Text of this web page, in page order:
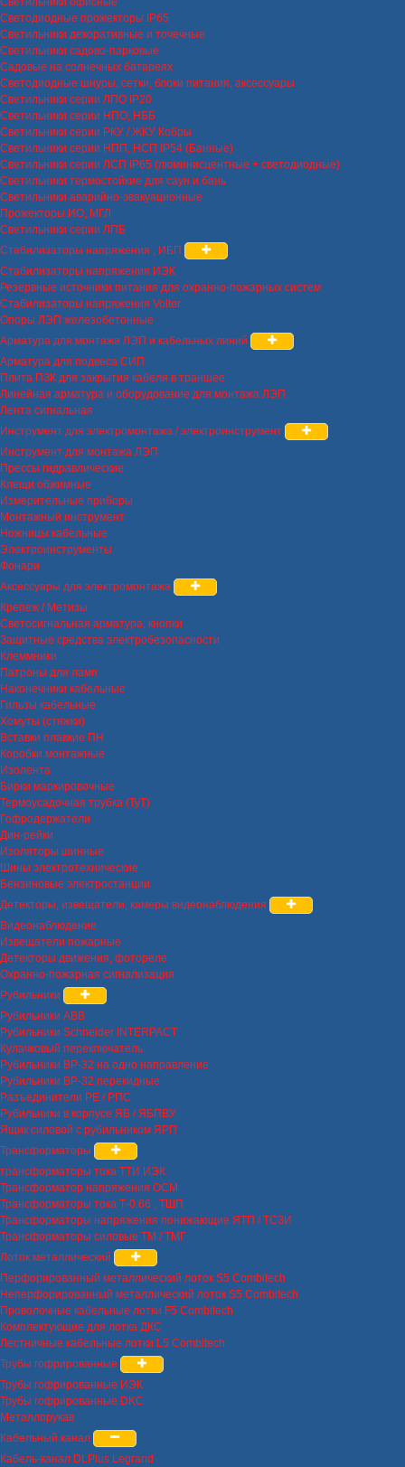
Светодиодные прожекторы IP65
Светильники декоративные и точечные
Светильники садово-парковые
Садовые на солнечных батареях
Светодиодные шнуры, сетки, блоки питания, аксессуары
Светильники серии ЛПО IP20
Светильники серии НПО, НББ
Светильники серии РКУ / ЖКУ Кобры
Светильники серии НПП, НСП IP54 (Банные)
Светильники серии ЛСП IP65 (люминисцентные + светодиодные)
Светильники термостойкие для саун и бань
Светильники аварийно-эвакуационные
Прожекторы ИО, МГЛ
Светильники серии ЛПБ
Стабилизаторы напряжения , ИБП
Стабилизаторы напряжения ИЭК
Резервные источники питания для охранно-пожарных систем
Стабилизаторы напряжения Volter
Опоры ЛЭП железобетонные
Арматура для монтажа ЛЭП и кабельных линий
Арматура для подвеса СИП
Плита ПЗК для закрытия кабеля в траншее
Линейная арматура и оборудование для монтажа ЛЭП
Лента сигнальная
Инструмент для электромонтажа / электроинструмент
Инструмент для монтажа ЛЭП
Прессы гидравлические
Клещи обжимные
Измерительные приборы
Монтажный инструмент
Ножницы кабельные
Электроинструменты
Фонари
Аксессуары для электромонтажа
Крепеж / Метизы
Светосигнальная арматура, кнопки
Защитные средства электробезопасности
Клеммники
Патроны для ламп
Наконечники кабельные
Гильзы кабельные
Хомуты (стяжки)
Вставки плавкие ПН
Коробки монтажные
Изолента
Бирки маркировочные
Термоусадочная трубка (ТуТ)
Гофродержатели
Дин-рейки
Изоляторы шинные
Шины электротехнические
Бензиновые электростанции
Детекторы, извещатели, камеры видеонаблюдения
Видеонаблюдение
Извещатели пожарные
Детекторы движения, фотореле
Охранно-пожарная сигнализация
Рубильники
Рубильники ABB
Рубильники Schneider INTERPACT
Кулачковый переключатель
Рубильники ВР-32 на одно направление
Рубильники ВР-32 перекидные
Разъединители РЕ / РПС
Рубильники в корпусе ЯБ / ЯБПВУ
Ящик силовой с рубильником ЯРП
Трансформаторы
трансформаторы тока ТТИ ИЭК
Трансформатор напряжения ОСМ
Трансформаторы тока Т-0.66 , ТШП
Трансформаторы напряжения понижающие ЯТП / ТСЗИ
Трансформаторы силовые ТМ / ТМГ
Лоток металлический
Перфорированный металлический лоток S5 Combitech
Неперфорированный металлический лоток S5 Combitech
Проволочные кабельные лотки F5 Combitech
Комплектующие для лотка ДКС
Лестничные кабельные лотки L5 Combitech
Трубы гофрированные
Трубы гофрированные ИЭК
Трубы гофрированные DKC
Металлорукав
Кабельный канал
Кабель-канал DLPlus Legrand